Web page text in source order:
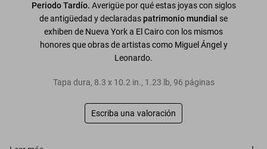
Periodo Tardío. Averigüe por qué estas joyas con siglos
de antigüedad y declaradaspatrimonio mundial se
exhiben de Nueva York a El Cairo con los mismos
honores que obras de artistas como Miguel Ángel y
Leonardo.
Tapa dura, 8.3 x 10.2 in., 1.23 lb, 96 páginas
Escriba una valoración